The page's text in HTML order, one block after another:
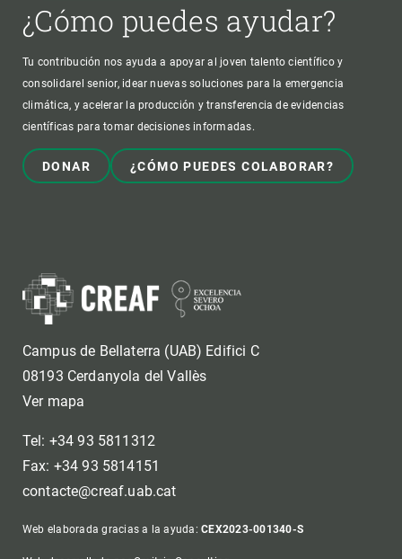
¿Cómo puedes ayudar?
Tu contribución nos ayuda a apoyar al joven talento científico y
consolidarel senior, idear nuevas soluciones para la emergencia
climática, y acelerar la producción y transferencia de evidencias
científicas para tomar decisiones informadas.
DONAR ¿CÓMO PUEDES COLABORAR?
Campus de Bellaterra (UAB) Edifici C
08193 Cerdanyola del Vallès
Ver mapa
Tel: +34 93 5811312
Fax: +34 93 5814151
contacte@creaf.uab.cat
Web elaborada gracias a la ayuda:CEX2023-001340-S